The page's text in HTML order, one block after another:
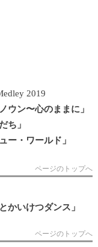
2019
ウン〜心のままに」
ち」
ー・ワールド」
ページのトップへ
かいけつダンス」
ページのトップへ